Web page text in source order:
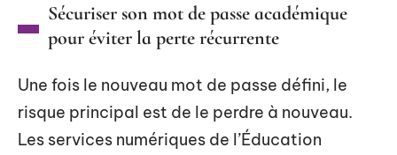
Sécuriser son mot de passe académique
pour éviter la perte récurrente
Une fois le nouveau mot de passe défini, le
risque principal est de le perdre à nouveau.
Les services numériques de l’Éducation